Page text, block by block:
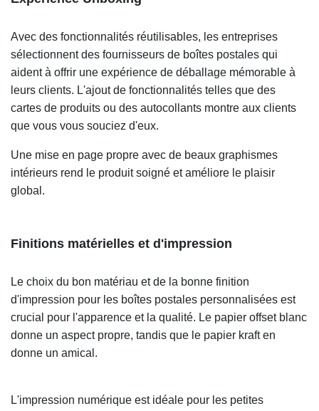
Avec des fonctionnalités réutilisables, les entreprises
sélectionnent des fournisseurs de boîtes postales qui
aident à offrir une expérience de déballage mémorable à
leurs clients. L'ajout de fonctionnalités telles que des
cartes de produits ou des autocollants montre aux clients
que vous vous souciez d'eux.
Une mise en page propre avec de beaux graphismes
intérieurs rend le produit soigné et améliore le plaisir
global.
Finitions matérielles et d'impression
Le choix du bon matériau et de la bonne finition
d'impression pour les boîtes postales personnalisées est
crucial pour l'apparence et la qualité. Le papier offset blanc
donne un aspect propre, tandis que le papier kraft en
donne un amical.
L'impression numérique est idéale pour les petites